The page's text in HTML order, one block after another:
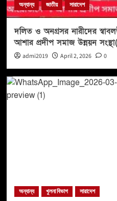
অন্যান্য জাতীয় সারাদেশ
দলিত ও অনগ্রসর নারীদের
আশার প্রদীপ সমাজ উন্নয়ন
admi2019 April 2, 2026 0
অন্যান্য খুলনা বিভাগ সারাদেশ